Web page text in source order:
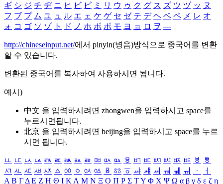
ギ シ ジ チ ヂ ニ ヒ ビ ピ ミ リ ウ ゥ ク グ ス ズ ツ ヅ ッ ヌ
フ ブ プ ム ユ ュ ル エ ェ ケ ゲ セ ゼ テ デ ヘ ベ ペ メ レ オ
ォ コ ゴ ソ ゾ ト ド ノ ホ ボ ポ モ ヨ ョ ロ ヲ ―
http://chineseinput.net/에서 pinyin(병음)방식으로 중국어를 변환
할 수 있습니다.
변환된 중국어를 복사하여 사용하시면 됩니다.
예시)
中文 을 입력하시려면 zhongwen을 입력하시고 space를
누르시면됩니다.
北京 을 입력하시려면 beijing을 입력하시고 space를 누르
시면 됩니다.
ㅥ ㅦ ㅧ ㅨ ㅩ ㅪ ㅫ ㅬ ㅭ ㅮ ㅯ ㅰ ㅱ ㅲ ㅳ ㅴ ㅵ ㅶ ㅷ ㅸ
ㅹ
ㅺ ㅻ ㅼ ㅽ ㅾ ㅿ ㆀ ㆁ ㆂ ㆃ ㆄ ㆅ ㆆ ㆇ ㆈ ㆉ ㆊ ㆋ ㆌ ㆍ
ㆎ
Α Β ΓΔ Ε Ζ Η Θ Ι ΚΛ Μ Ν Ξ Ο Π Ρ Σ ΤΥ Φ Χ Ψ Ω α β γ δ ε ζ η